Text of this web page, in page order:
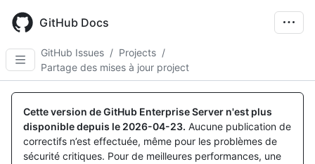
main
content
GitHub Docs
GitHub Issues / Projects /
Partage des mises à jour project
Cette version de GitHub Enterprise Server n'est plus
disponible depuis le 2026-04-23. Aucune publication de
correctifs n’est effectuée, même pour les problèmes de
sécurité critiques. Pour de meilleures performances, une